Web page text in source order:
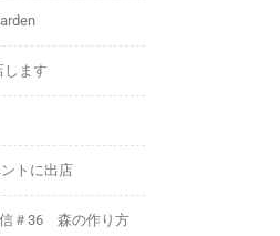
します
ントに出店
＃36 森の作り方